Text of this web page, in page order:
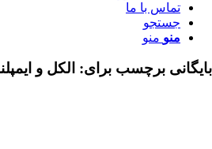
با ما
منو
برچسب برای: الکل و ایمپلنت